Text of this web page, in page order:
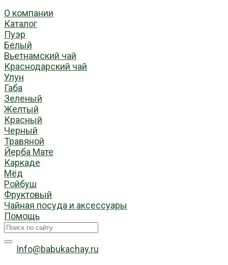
О компании
Каталог
Пуэр
Белый
Вьетнамский чай
Краснодарский чай
Улун
Габа
Зеленый
Желтый
Красный
Черный
Травяной
Йерба Мате
Каркаде
Мёд
Ройбуш
Фруктовый
Чайная посуда и аксессуары
Помощь
Info@babukachay.ru